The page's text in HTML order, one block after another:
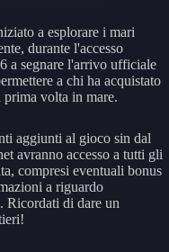
a esplorare i mari
durante l'accesso
a segnare l'arrivo ufficiale
a chi ha acquistato
volta in mare.
aggiunti al gioco sin dal
avranno accesso a tutti gli
compresi eventuali bonus
a riguardo
. Ricordati di dare un